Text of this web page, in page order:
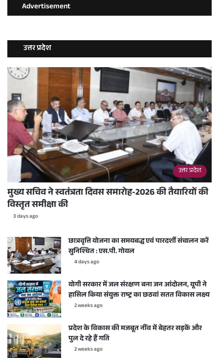
Advertisement
उत्तर प्रदेश
उत्तर प्रदेश
मुख्य सचिव ने स्वतंत्रता दिवस समारोह-2026 की तैयारियों की
विस्तृत समीक्षा की
3 days ago
छात्रवृत्ति योजना का समयबद्ध एवं पारदर्शी संचालन करें
सुनिश्चित : एस.पी. गोयल
4 days ago
योगी सरकार में जल संरक्षण बना जन आंदोलन, यूपी ने
हासिल किया संयुक्त राष्ट्र का छठवां सतत विकास लक्ष्य
2 weeks ago
प्रदेश के विकास की मजबूत नींव में बेहतर सड़कें और
पुल दे रहे हैं गति
2 weeks ago